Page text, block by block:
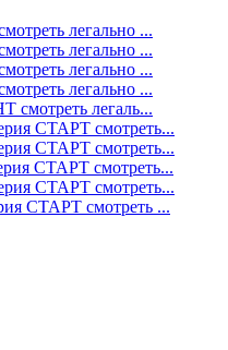
легально ...
легально ...
легально ...
легально ...
смотреть легаль...
СТАРТ смотреть...
СТАРТ смотреть...
СТАРТ смотреть...
СТАРТ смотреть...
СТАРТ смотреть ...